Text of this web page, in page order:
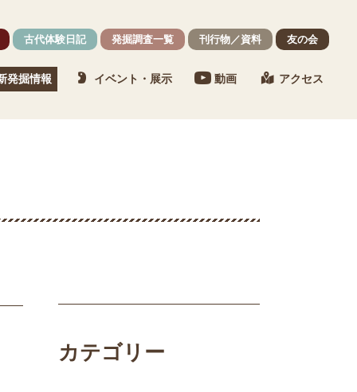
古代体験日記 発掘調査一覧 刊行物／資料 友の会
発掘情報 イベント・展示 動画 アクセス
カテゴリー